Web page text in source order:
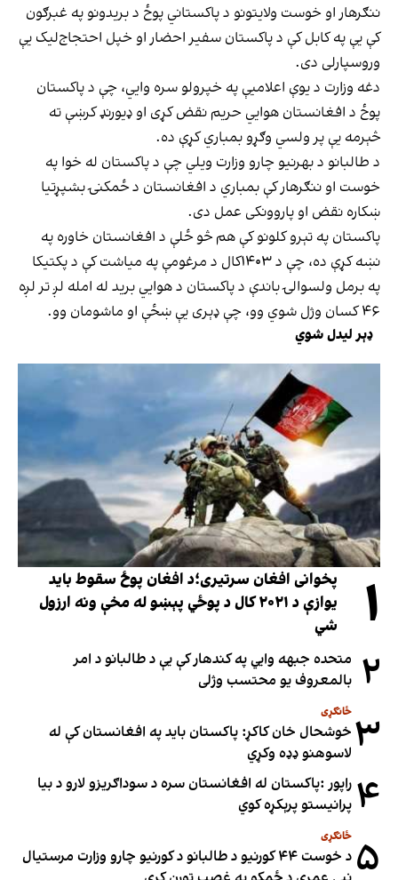
ننګرهار او خوست ولایتونو د پاکستاني پوځ د بریدونو په غبرګون
کې یې په کابل کې د پاکستان سفیر احضار او خپل احتجاج‌لیک یې
وروسپارلی دی.
دغه وزارت د یوې اعلامیې په خپرولو سره وایي، چې د پاکستان
پوځ د افغانستان هوايي حریم نقض کړی او ډیورنډ کرښې ته
څېرمه یې پر ولسي وګړو بمباري کړې ده.
د طالبانو د بهرنیو چارو وزارت ویلي چې د پاکستان له خوا په
خوست او ننګرهار کې بمباري د افغانستان د ځمکنۍ بشپړتیا
ښکاره نقض او پاروونکی عمل دی.
پاکستان په تېرو کلونو کې هم څو ځلې د افغانستان خاوره په
نښه کړې ده، چې د ۱۴۰۳کال د مرغومې په میاشت کې د پکتیکا
په برمل ولسوالۍ باندې د پاکستان د هوايي برید له امله لږ تر لږه
۴۶ کسان وژل شوي وو، چې ډېری یې ښځې او ماشومان وو.
ډېر لیدل شوي
۱
پخوانی افغان سرتیری؛د افغان پوځ سقوط باید
یوازې د ۲۰۲۱ کال د پوځي پېښو له مخې ونه ارزول
شي
۲ متحده جبهه وايي په کندهار کې یې د طالبانو د امر
بالمعروف یو محتسب وژلی
۳ ځانګړی
خوشحال خان کاکړ: پاکستان بايد په افغانستان کې له
لاسوهنو ډډه وکړي
۴ راپور :پاکستان له افغانستان سره د سوداګریزو لارو د بیا
پرانیستو پرېکړه کوي
۵ ځانګړی
د خوست ۴۴ کورنیو د طالبانو د کورنیو چارو وزارت مرستیال